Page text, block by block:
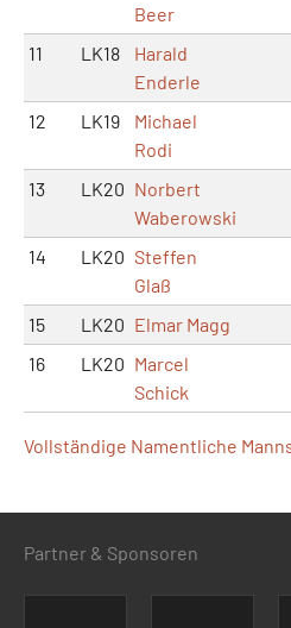
Beer
11 LK18
Harald
Enderle
12 LK19
Michael
Rodi
13 LK20 Norbert
Waberowski
14 LK20 Steffen
Glaß
15 LK20 Elmar Magg
16
LK20 Marcel
Schick
Vollständige Namentliche
Partner & Sponsoren